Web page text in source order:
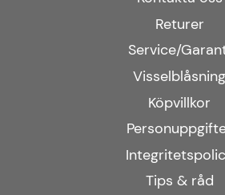
Returer
Service/
Visselblåsning
Köpvillkor
Tips & råd